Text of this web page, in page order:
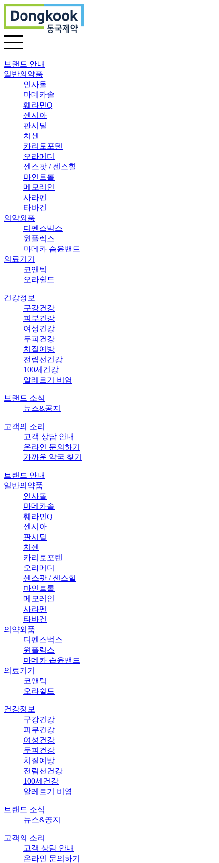
브랜드 안내
일반의약품
인사돌
마데카솔
훼라민Q
센시아
판시딜
치센
카리토포텐
오라메디
센스팟 / 센스힐
마인트롤
메모레인
사라펜
타바겐
의약외품
디펜스벅스
윈플렉스
마데카 습윤밴드
의료기기
코앤텍
오라쉴드
건강정보
구강건강
피부건강
여성건강
두피건강
치질예방
전립선건강
100세건강
알레르기 비염
브랜드 소식
뉴스&공지
고객의 소리
고객 상담 안내
온라인 문의하기
가까운 약국 찾기
브랜드 안내
일반의약품
인사돌
마데카솔
훼라민Q
센시아
판시딜
치센
카리토포텐
오라메디
센스팟 / 센스힐
마인트롤
메모레인
사라펜
타바겐
의약외품
디펜스벅스
윈플렉스
마데카 습윤밴드
의료기기
코앤텍
오라쉴드
건강정보
구강건강
피부건강
여성건강
두피건강
치질예방
전립선건강
100세건강
알레르기 비염
브랜드 소식
뉴스&공지
고객의 소리
고객 상담 안내
온라인 문의하기